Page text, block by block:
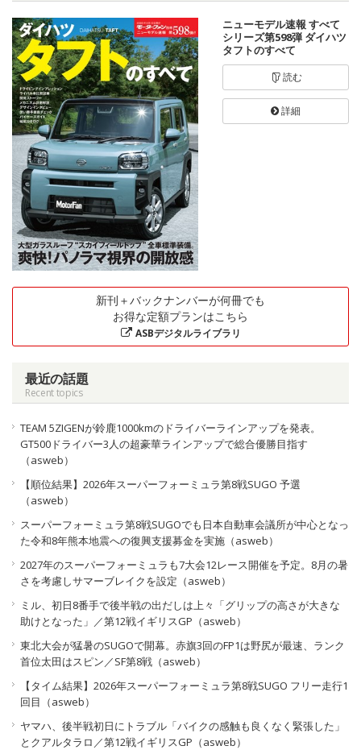
ニューモデル速報 すべて
シリーズ第598弾 ダイハツ
タフトのすべて
読む
詳細
新刊＋バックナンバーが何冊でも
お得な定額プランはこちら
ASBデジタルライブラリ
最近の話題
Recent topics
TEAM 5ZIGENが鈴鹿1000kmのドライバーラインアップを発表。
GT500ドライバー3人の超豪華ラインアップで総合優勝目指す
（asweb）
【順位結果】2026年スーパーフォーミュラ第8戦SUGO 予選
（asweb）
スーパーフォーミュラ第8戦SUGOでも日本自動車会議所が中心となっ
た令和8年熊本地震への復興支援募金を実施（asweb）
2027年のスーパーフォーミュラも7大会12レース開催を予定。8月の暑
さを考慮しサマーブレイクを設定（asweb）
ミル、初日8番手で後半戦の出だしは上々「グリップの高さが大きな
助けとなった」／第12戦イギリスGP（asweb）
東北大会が猛暑のSUGOで開幕。赤旗3回のFP1は野尻が最速、ランク
首位太田はスピン／SF第8戦（asweb）
【タイム結果】2026年スーパーフォーミュラ第8戦SUGO フリー走行1
回目（asweb）
ヤマハ、後半戦初日にトラブル「バイクの感触も良くなく緊張した」
とクアルタラロ／第12戦イギリスGP（asweb）